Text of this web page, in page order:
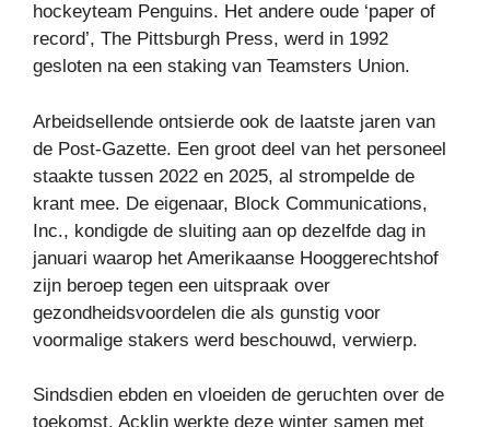
hockeyteam Penguins. Het andere oude ‘paper of
record’, The Pittsburgh Press, werd in 1992
gesloten na een staking van Teamsters Union.
Arbeidsellende ontsierde ook de laatste jaren van
de Post-Gazette. Een groot deel van het personeel
staakte tussen 2022 en 2025, al strompelde de
krant mee. De eigenaar, Block Communications,
Inc., kondigde de sluiting aan op dezelfde dag in
januari waarop het Amerikaanse Hooggerechtshof
zijn beroep tegen een uitspraak over
gezondheidsvoordelen die als gunstig voor
voormalige stakers werd beschouwd, verwierp.
Sindsdien ebden en vloeiden de geruchten over de
toekomst. Acklin werkte deze winter samen met